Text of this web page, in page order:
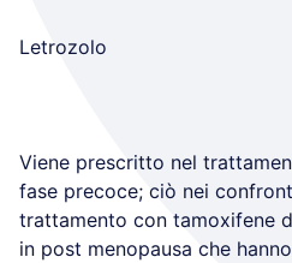
Letrozolo
Viene prescritto nel
fase precoce; ciò nei
trattamento con tamoxifene
in post menopausa che